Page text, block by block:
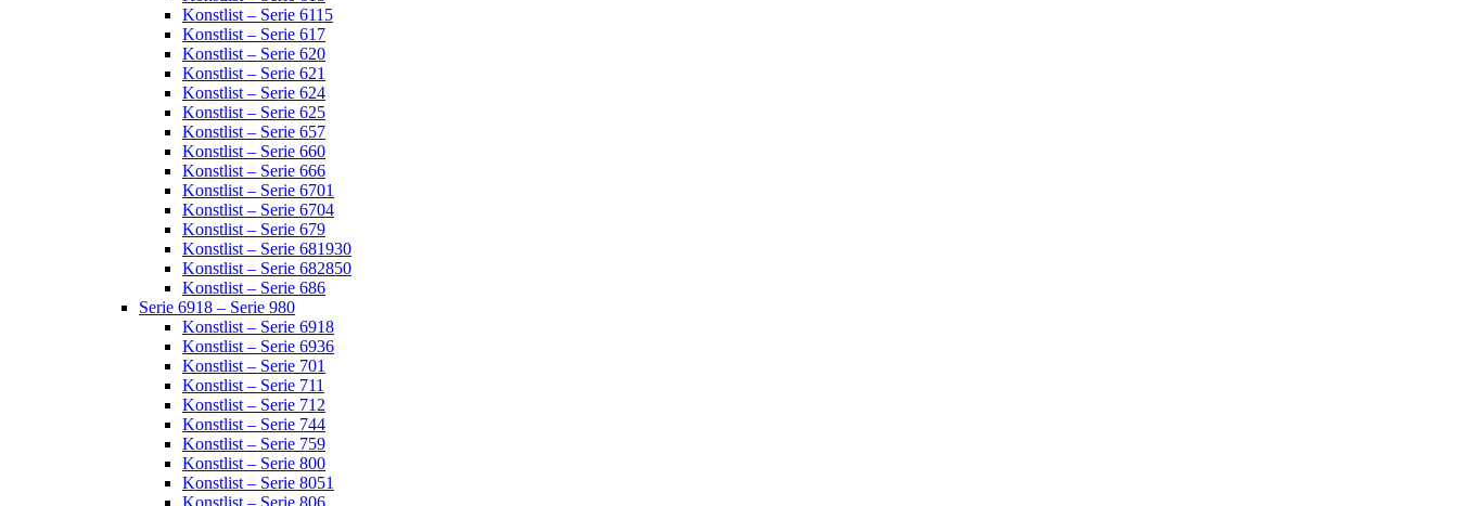
Konstlist – Serie 6115
Konstlist – Serie 617
Konstlist – Serie 620
Konstlist – Serie 621
Konstlist – Serie 624
Konstlist – Serie 625
Konstlist – Serie 657
Konstlist – Serie 660
Konstlist – Serie 666
Konstlist – Serie 6701
Konstlist – Serie 6704
Konstlist – Serie 679
Konstlist – Serie 681930
Konstlist – Serie 682850
Konstlist – Serie 686
Serie 6918 – Serie 980
Konstlist – Serie 6918
Konstlist – Serie 6936
Konstlist – Serie 701
Konstlist – Serie 711
Konstlist – Serie 712
Konstlist – Serie 744
Konstlist – Serie 759
Konstlist – Serie 800
Konstlist – Serie 8051
Konstlist – Serie 806